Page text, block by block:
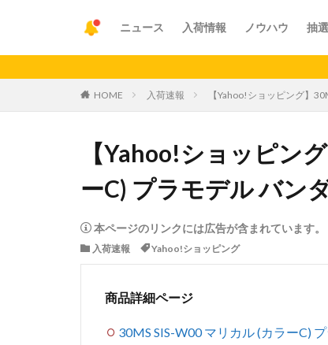
ニュース 入荷情報 ノウハウ 抽
【重要
HOME 入荷速報 【Yahoo!ショッピング】
【Yahoo!ショッピン
ーC) プラモデル バン
本ページのリンクには広告が含まれています。
入荷速報 Yahoo!ショッピング
商品詳細ページ
30MS SIS-W00 マリカル (カラーC)